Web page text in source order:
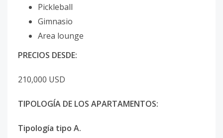
Pickleball
Gimnasio
Area lounge
PRECIOS DESDE:
210,000 USD
TIPOLOGÍA DE LOS APARTAMENTOS:
Tipología tipo A.